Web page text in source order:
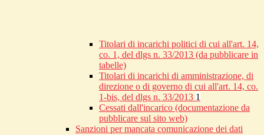
Titolari di incarichi politici di cui all'art. 14,
co. 1, del dlgs n. 33/2013 (da pubblicare in
tabelle)
Titolari di incarichi di amministrazione, di
direzione o di governo di cui all'art. 14, co.
1-bis, del dlgs n. 33/2013 1
Cessati dall'incarico (documentazione da
pubblicare sul sito web)
Sanzioni per mancata comunicazione dei dati